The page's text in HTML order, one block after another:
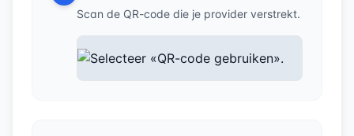
Scan de QR-code die je provider verstrekt.